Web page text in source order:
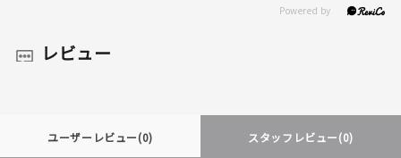
レビュー
ユーザーレビュー(0) スタッフレビュー(0)